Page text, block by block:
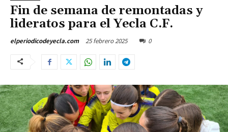
Fin de semana de remontadas y
lideratos para el Yecla C.F.
elperiodicodeyecla.com 25 febrero 2025 0